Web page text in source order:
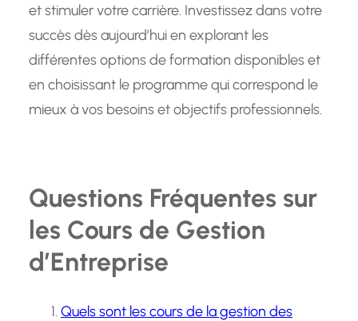
et stimuler votre carrière. Investissez dans votre
succès dès aujourd’hui en explorant les
différentes options de formation disponibles et
en choisissant le programme qui correspond le
mieux à vos besoins et objectifs professionnels.
Questions Fréquentes sur
les Cours de Gestion
d’Entreprise
Quels sont les cours de la gestion des